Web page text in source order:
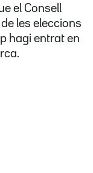
el Consell
les eleccions
hagi entrat en